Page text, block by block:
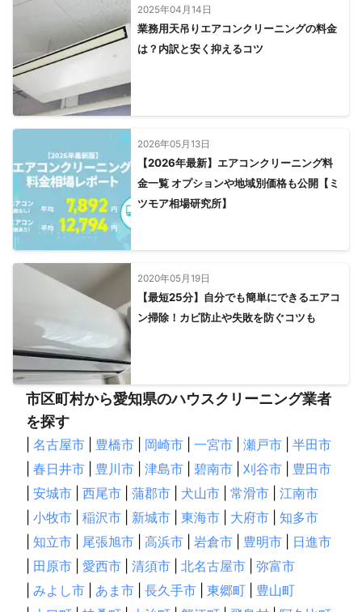
2025年04月14日
業務用天吊りエアコンクリーニングの料金
は？内訳と安く抑えるコツ
2026年05月13日
【2026年最新】エアコンクリーニング料
金一覧 オプションや地域別価格も公開【ミ
ツモア相場研究所】
2020年05月19日
【最短25分】自分でも簡単にできるエアコ
ン掃除！カビ防止や失敗を防ぐコツも
市区町村から愛知県のハウスクリーニング業者
を探す
名古屋市 豊橋市 岡崎市 一宮市 瀬戸市
半田市
春日井市 豊川市 津島市 碧南市 刈谷市
豊田市
安城市 西尾市 蒲郡市 犬山市 常滑市
江南市
小牧市 稲沢市 新城市 東海市 大府市
知多市
知立市 尾張旭市 高浜市 岩倉市 豊明市
日進市
田原市 愛西市 清須市 北名古屋市
弥富市
みよし市 あま市 長久手市 東郷町
豊山町